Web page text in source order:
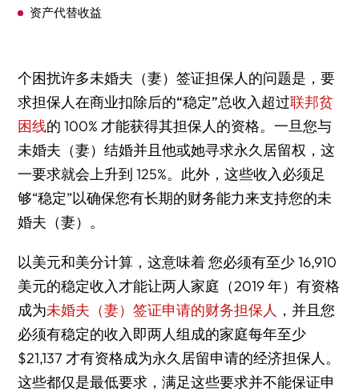
资产代替收益
个困扰许多未婚夫（妻）签证担保人的问题是，要
求担保人在商业扣除后的“稳定”总收入超过联邦贫
困线的 100% 才能获得其担保人的资格。一旦您与
未婚夫（妻）结婚并且他或她寻求永久居留权，这
一要求就会上升到 125%。此外，这些收入必须足
够“稳定”以确保您有长期的财务能力来支持您的未
婚夫（妻）。
以美元和美分计算，这意味着 您必须有至少 16,910
美元的稳定收入才能让两人家庭（2019 年）有资格
成为未婚夫（妻）签证申请的财务担保人 ，并且您
必须有稳定的收入即两人组成的家庭每年至少
$21,137 才有资格成为永久居留申请的经济担保人。
这些都仅是最低要求，满足这些要求并不能保证申